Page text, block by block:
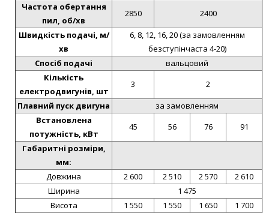
Частота обертання
пил, об/хв
2850
2400
Швидкість подачі, м/
хв
6, 8, 12, 16, 20 (за замовленням
безступінчаста 4-20)
Спосіб подачі
вальцовий
Кількість
електродвигунів, шт
3
2
Плавний пуск двигуна
за замовленням
Встановлена
потужність, кВт
45 56 76
91
Габаритні розміри,
мм:
Довжина
2 600 2 510 2 570
2 610
Ширина
1 475
Висота
1 550 1 550 1 650
1 700